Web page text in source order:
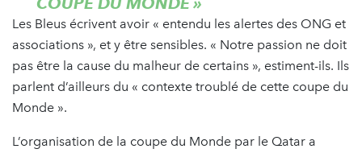
Les Bleus écrivent avoir « entendu les alertes des ONG et
associations », et y être sensibles. « Notre passion ne doit
pas être la cause du malheur de certains », estiment-ils. Ils
parlent d’ailleurs du « contexte troublé de cette coupe du
Monde ».
L’organisation de la coupe du Monde par le Qatar a